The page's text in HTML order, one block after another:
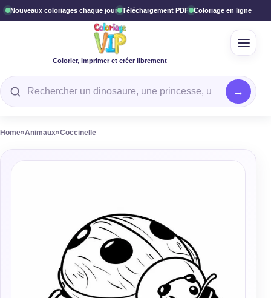
Nouveaux coloriages chaque jour Téléchargement PDF Coloriage en ligne
Colorier, imprimer et créer librement
Rechercher un coloriage
Home»Animaux»Coccinelle